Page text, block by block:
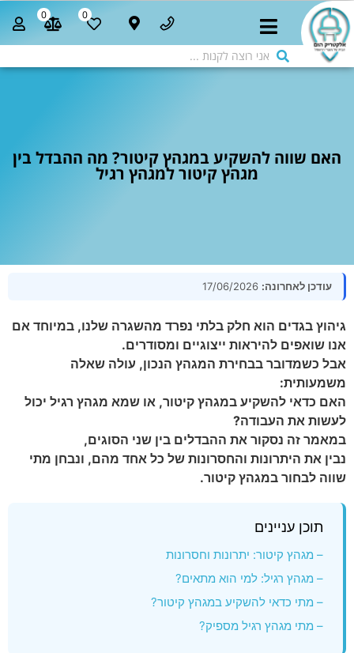
0
0
האם שווה להשקיע במגהץ קיטור? מה ההבדל בין
מגהץ קיטור למגהץ רגיל
עודכן לאחרונה:
גיהוץ בגדים הוא חלק בלתי נפרד מהשגרה שלנו, במיוחד אם
אנו שואפים להיראות ייצוגיים ומסודרים.
אבל כשמדובר בבחירת המגהץ הנכון, עולה שאלה
משמעותית:
האם כדאי להשקיע במגהץ קיטור, או שמא מגהץ רגיל יכול
לעשות את העבודה?
במאמר זה נסקור את ההבדלים בין שני הסוגים,
נבין את היתרונות והחסרונות של כל אחד מהם, ונבחן מתי
שווה לבחור במגהץ קיטור.
תוכן עניינים
– מגהץ קיטור: יתרונות וחסרונות
– מגהץ רגיל: למי הוא מתאים?
– מתי כדאי להשקיע במגהץ קיטור?
– מתי מגהץ רגיל מספיק?